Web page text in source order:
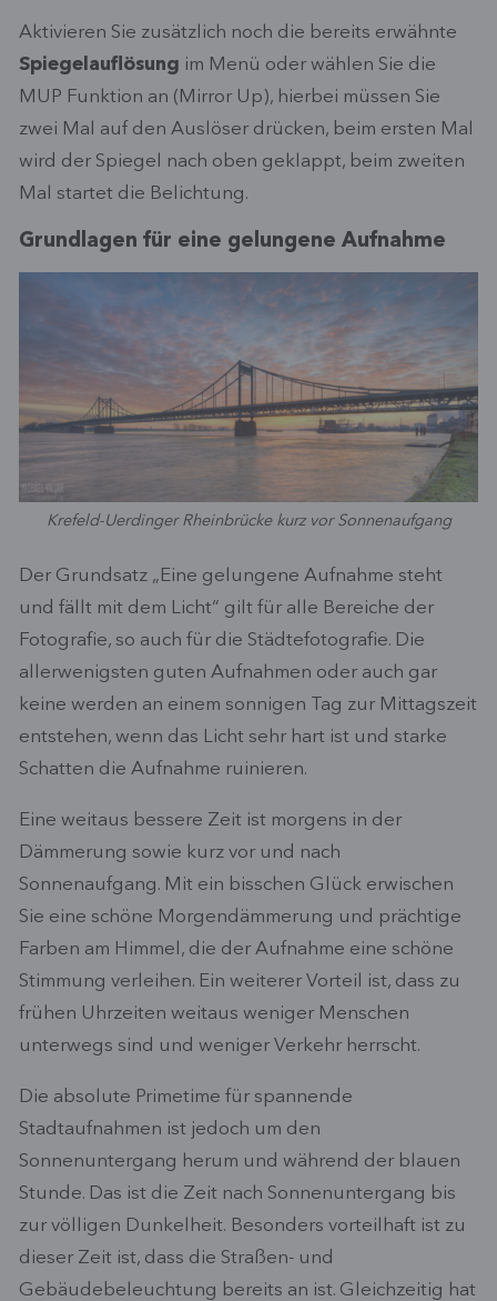
Aktivieren Sie zusätzlich noch die bereits erwähnte
Spiegelauflösung im Menü oder wählen Sie die
MUP Funktion an (Mirror Up), hierbei müssen Sie
zwei Mal auf den Auslöser drücken, beim ersten Mal
wird der Spiegel nach oben geklappt, beim zweiten
Mal startet die Belichtung.
Grundlagen für eine gelungene Aufnahme
Krefeld-Uerdinger Rheinbrücke kurz vor Sonnenaufgang
Der Grundsatz „Eine gelungene Aufnahme steht
und fällt mit dem Licht“ gilt für alle Bereiche der
Fotografie, so auch für die Städtefotografie. Die
allerwenigsten guten Aufnahmen oder auch gar
keine werden an einem sonnigen Tag zur Mittagszeit
entstehen, wenn das Licht sehr hart ist und starke
Schatten die Aufnahme ruinieren.
Eine weitaus bessere Zeit ist morgens in der
Dämmerung sowie kurz vor und nach
Sonnenaufgang. Mit ein bisschen Glück erwischen
Sie eine schöne Morgendämmerung und prächtige
Farben am Himmel, die der Aufnahme eine schöne
Stimmung verleihen. Ein weiterer Vorteil ist, dass zu
frühen Uhrzeiten weitaus weniger Menschen
unterwegs sind und weniger Verkehr herrscht.
Die absolute Primetime für spannende
Stadtaufnahmen ist jedoch um den
Sonnenuntergang herum und während der blauen
Stunde. Das ist die Zeit nach Sonnenuntergang bis
zur völligen Dunkelheit. Besonders vorteilhaft ist zu
dieser Zeit ist, dass die Straßen- und
Gebäudebeleuchtung bereits an ist. Gleichzeitig hat